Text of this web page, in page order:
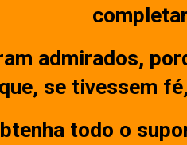
admirados,
se tivessem
todo o